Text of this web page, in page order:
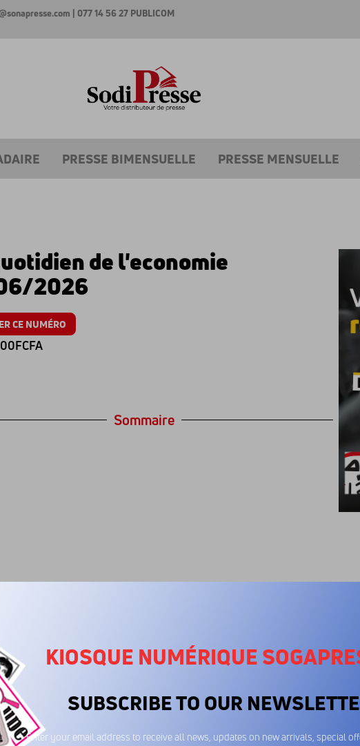
| 077 14 56 27 PUBLICOM
PRESSE BIMENSUELLE PRESSE MENSUELLE
de l'economie
2026
CE NUMÉRO
Sommaire
KIOSQUE NUMÉRIQUE
SUBSCRIBE TO OUR
Enter your email address to receive all news, updates on new arrivals, special